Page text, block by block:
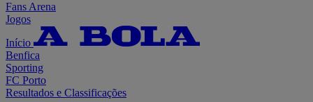
Fans Arena
Jogos
Início
Benfica
Sporting
FC Porto
Resultados e Classificações